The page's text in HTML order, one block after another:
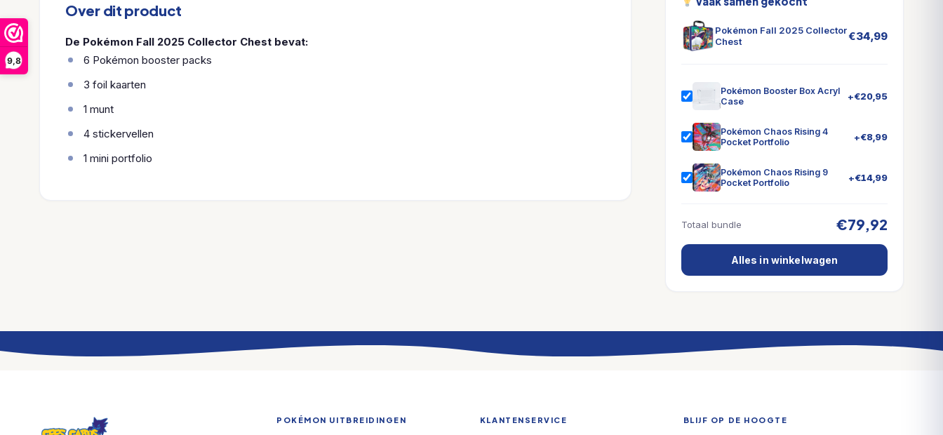
9,8
Over dit product
De Pokémon Fall 2025 Collector Chest bevat:
6 Pokémon booster packs
3 foil kaarten
1 munt
4 stickervellen
1 mini portfolio
Pokémon Fall 2025 Collector
Chest
€34,99
Pokémon Booster Box Acryl
Case
+€20,95
Pokémon Chaos Rising 4
Pocket Portfolio
+€8,99
Pokémon Chaos Rising 9
Pocket Portfolio
+€14,99
Totaal bundle €79,92
Alles in winkelwagen
POKÉMON UITBREIDINGEN KLANTENSERVICE BLIJF OP DE HOOGTE